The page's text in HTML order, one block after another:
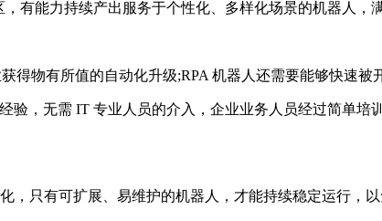
有能力持续产出服务于个性化、多样化场景的机器人，
得物有所值的自动化升级;RPA 机器人还需要能够快速被
，无需 IT 专业人员的介入，企业业务人员经过简单培
只有可扩展、易维护的机器人，才能持续稳定运行，